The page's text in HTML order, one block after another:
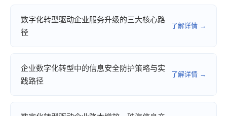
数字化转型驱动企业服务升级的三大核心路
径
了解详情 →
企业数字化转型中的信息安全防护策略与实
践路径
了解详情 →